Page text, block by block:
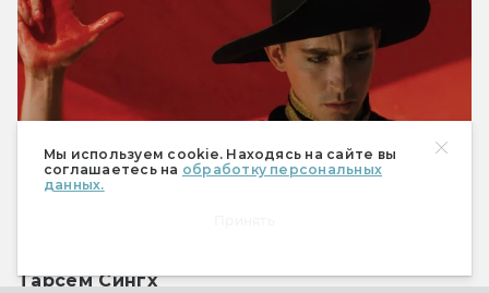
Мы используем cookie. Находясь на сайте вы
соглашаетесь на обработку персональных
данных.
Тарсем Сингх